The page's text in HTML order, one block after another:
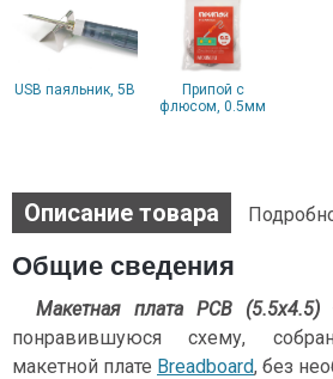
USB паяльник, 5В
Припой с
флюсом, 0.5мм
Описание товара
Общие сведения
Макетная плата PCB (5.5х4.5)
понравившуюся схему,
макетной плате Breadboard, без